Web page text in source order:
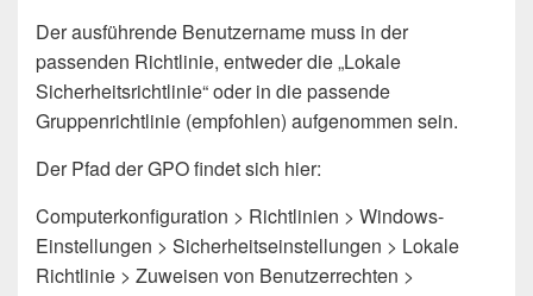
Der ausführende Benutzername muss in der
passenden Richtlinie, entweder die „Lokale
Sicherheitsrichtlinie“ oder in die passende
Gruppenrichtlinie (empfohlen) aufgenommen sein.
Der Pfad der GPO findet sich hier:
Computerkonfiguration > Richtlinien > Windows-
Einstellungen > Sicherheitseinstellungen > Lokale
Richtlinie > Zuweisen von Benutzerrechten >